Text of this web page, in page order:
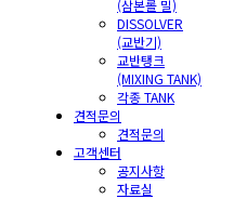
(삼본롤 밀)
DISSOLVER
(교반기)
교반탱크
(MIXING TANK)
각종 TANK
견적문의
견적문의
고객센터
공지사항
자료실